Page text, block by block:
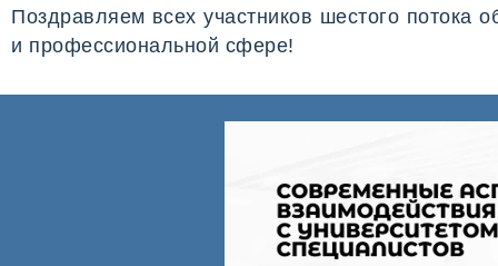
Поздравляем всех участников шестого потока
и профессиональной сфере!